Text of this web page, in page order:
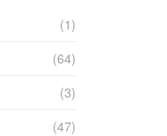
(1)
(64)
(3)
(47)